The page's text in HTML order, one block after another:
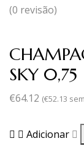
(0 revisão)
SKY 0,75
€64.12 (€52.13
Adicionar